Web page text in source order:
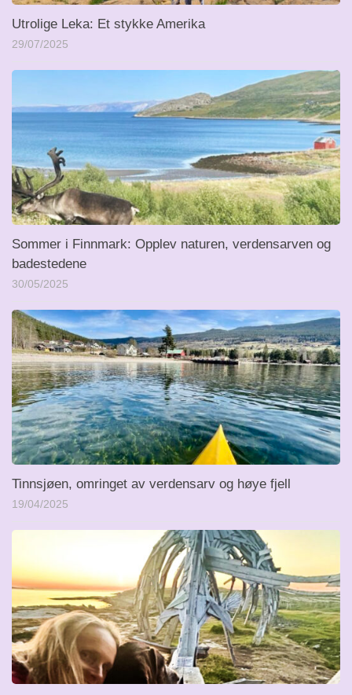
Utrolige Leka: Et stykke Amerika
29/07/2025
Sommer i Finnmark: Opplev naturen, verdensarven og
badestedene
30/05/2025
Tinnsjøen, omringet av verdensarv og høye fjell
19/04/2025